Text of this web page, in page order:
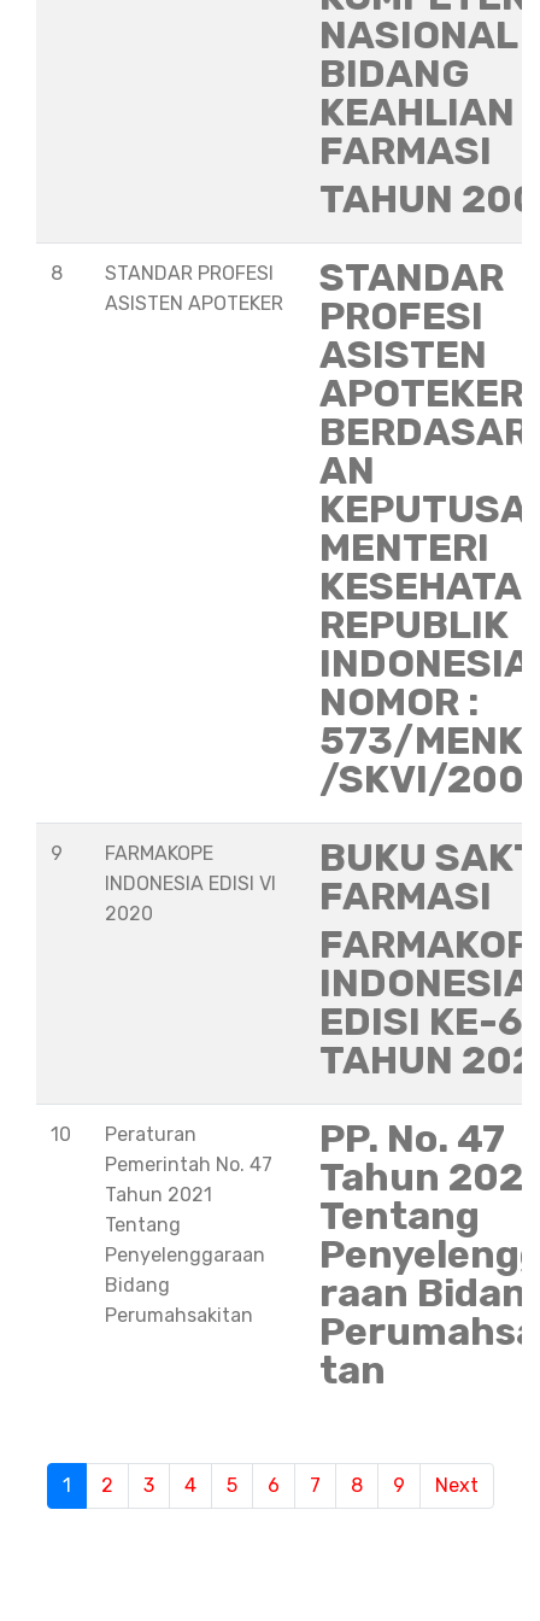
NASIONAL
BIDANG
KEAHLIAN
FARMASI
TAHUN
8
STANDAR PROFESI
ASISTEN APOTEKER
STANDAR
PROFESI
ASISTEN
APOTEKER
AN
MENTERI
REPUBLIK
INDONESIA
NOMOR :
573/
/SKVI/
9
FARMAKOPE
INDONESIA EDISI VI
2020
BUKU
FARMASI
INDONESIA
EDISI KE-6
TAHUN
10
Peraturan
Pemerintah No. 47
Tahun 2021
Tentang
Penyelenggaraan
Bidang
Perumahsakitan
PP. No. 47
Tahun
Tentang
raan
tan
1 (current)
2 3 4 5 6 7 8 9 Next
S
e